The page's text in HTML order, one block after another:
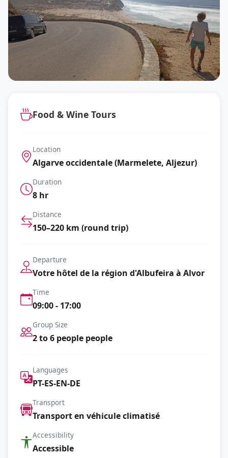
Food & Wine Tours
Location
Algarve occidentale (Marmelete, Aljezur)
Duration
8 hr
Distance
150–220 km (round trip)
Departure
Votre hôtel de la région d'Albufeira à Alvor
Time
09:00 - 17:00
Group Size
2 to 6 people people
Languages
PT-ES-EN-DE
Transport
Transport en véhicule climatisé
Accessibility
Accessible